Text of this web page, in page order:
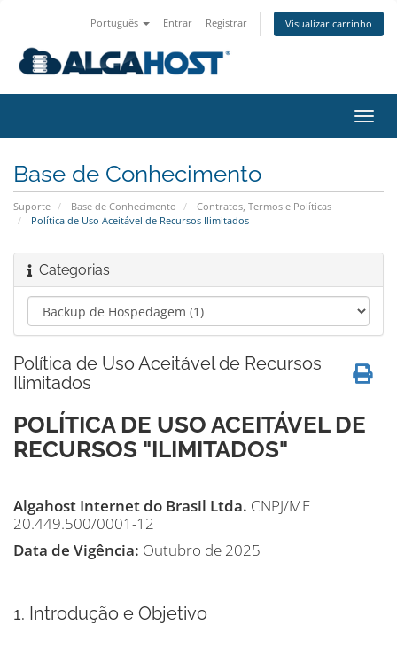
Português Entrar Registrar Visualizar carrinho
Base de Conhecimento
Suporte Base de Conhecimento
Contratos, Termos e Políticas
Política de Uso Aceitável de Recursos Ilimitados
Categorias
Política de Uso Aceitável de Recursos
Ilimitados
POLÍTICA DE USO ACEITÁVEL DE
RECURSOS "ILIMITADOS"
Algahost Internet do Brasil Ltda. CNPJ/ME
20.449.500/0001-12
Data de Vigência: Outubro de 2025
1. Introdução e Objetivo